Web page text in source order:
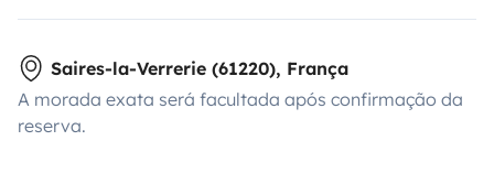
Saires-la-Verrerie (61220), França
A morada exata será facultada após confirmação da
reserva.